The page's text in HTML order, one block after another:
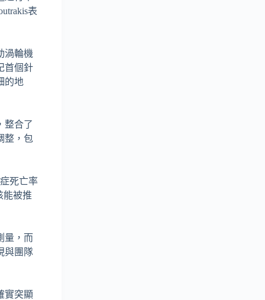
表
渦輪機
首個針
的地
整合了
整，包
死亡率
能被推
量，而
與團隊
實突顯